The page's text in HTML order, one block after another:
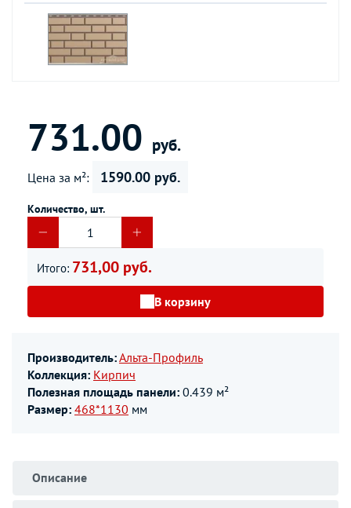
731.00 руб.
Цена за м²: 1590.00 руб.
Количество, шт.
Итого: 731,00 руб.
В корзину
Производитель:Альта-Профиль
Коллекция: Кирпич
Полезная площадь панели: 0.439 м²
Размер: 468*1130 мм
Описание